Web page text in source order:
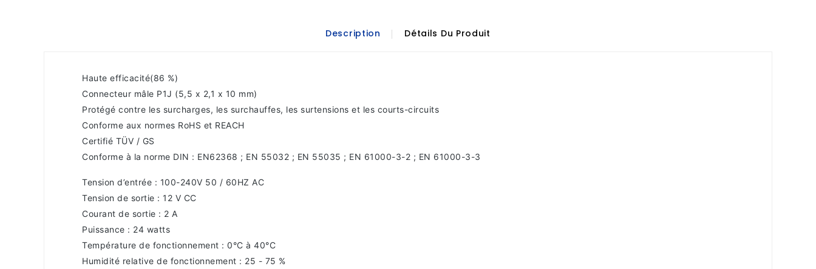
Description Détails Du Produit
Haute efficacité(86 %)
Connecteur mâle P1J (5,5 x 2,1 x 10 mm)
Protégé contre les surcharges, les surchauffes, les surtensions et les courts-circuits
Conforme aux normes RoHS et REACH
Certifié TÜV / GS
Conforme à la norme DIN : EN62368 ; EN 55032 ; EN 55035 ; EN 61000-3-2 ; EN 61000-3-3
Tension d’entrée : 100-240V 50 / 60HZ AC
Tension de sortie : 12 V CC
Courant de sortie : 2 A
Puissance : 24 watts
Température de fonctionnement : 0°C à 40°C
Humidité relative de fonctionnement : 25 - 75 %